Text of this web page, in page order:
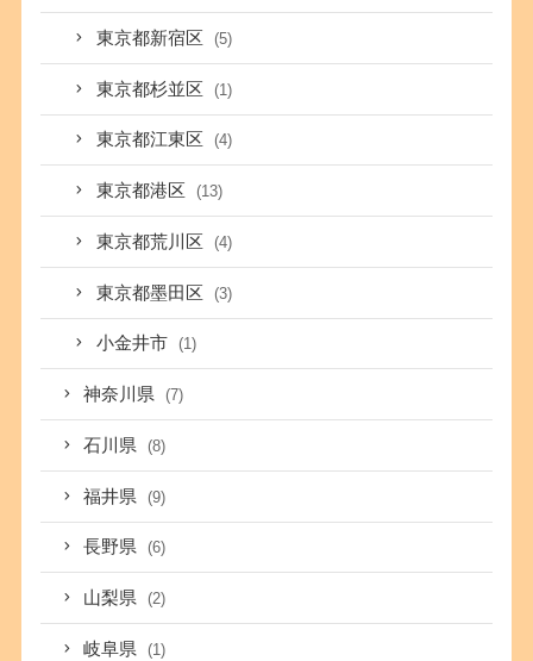
東京都新宿区 (5)
東京都杉並区 (1)
東京都江東区 (4)
東京都港区 (13)
東京都荒川区 (4)
東京都墨田区 (3)
小金井市 (1)
神奈川県 (7)
石川県 (8)
福井県 (9)
長野県 (6)
山梨県 (2)
岐阜県 (1)